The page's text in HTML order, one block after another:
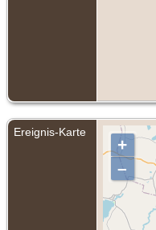
Ereignis-Karte
+
–